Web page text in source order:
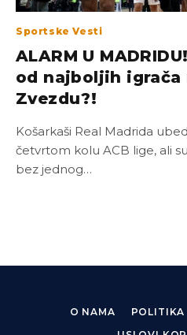
Sportske Vesti
ALARM U
od najboljih igrača
Zvezdu?!
Košarkaši Real Madrida
četvrtom kolu ACB lige, ali
bez jednog…
O NAMA